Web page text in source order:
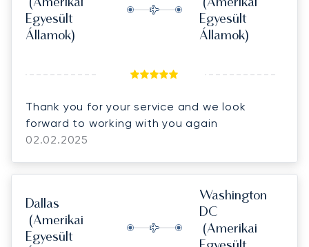
(Amerikai
Egyesült
Államok)
(Amerikai
Egyesült
Államok)
Thank you for your service and we look
forward to working with you again
02.02.2025
Dallas
(Amerikai
Egyesült
Washington
DC
(Amerikai